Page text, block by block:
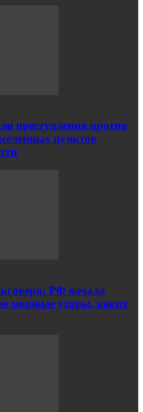
преступления против
пунктов
РФ начала
мощные удары, каких